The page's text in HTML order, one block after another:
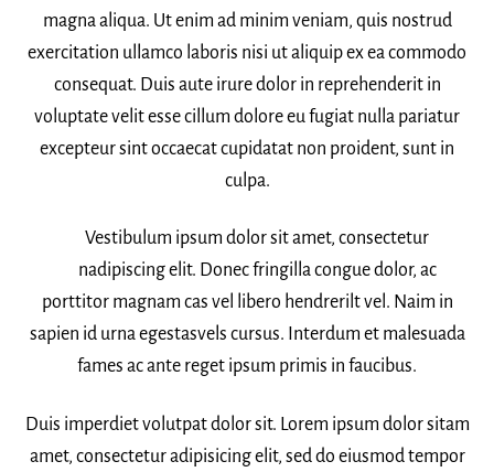
magna aliqua. Ut enim ad minim veniam, quis nostrud
exercitation ullamco laboris nisi ut aliquip ex ea commodo
consequat. Duis aute irure dolor in reprehenderit in
voluptate velit esse cillum dolore eu fugiat nulla pariatur
excepteur sint occaecat cupidatat non proident, sunt in
culpa.
Vestibulum ipsum dolor sit amet, consectetur
nadipiscing elit. Donec fringilla congue dolor, ac
porttitor magnam cas vel libero hendrerilt vel. Naim in
sapien id urna egestasvels cursus. Interdum et malesuada
fames ac ante reget ipsum primis in faucibus.
Duis imperdiet volutpat dolor sit. Lorem ipsum dolor sitam
amet, consectetur adipisicing elit, sed do eiusmod tempor